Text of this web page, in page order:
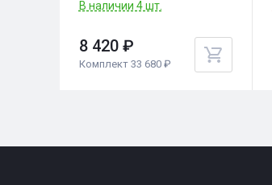
В наличии 4 шт.
8 420 ₽
Комплект 33 680 ₽